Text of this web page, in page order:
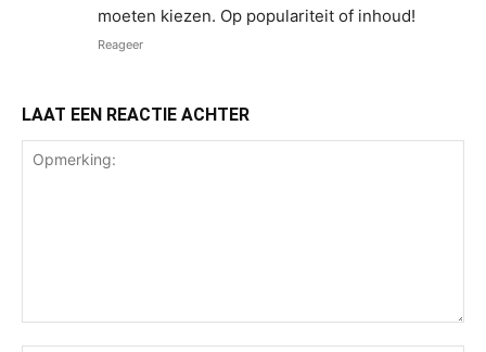
moeten kiezen. Op populariteit of inhoud!
Reageer
LAAT EEN REACTIE ACHTER